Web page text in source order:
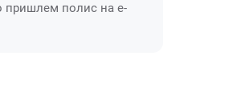
пришлем полис на e-